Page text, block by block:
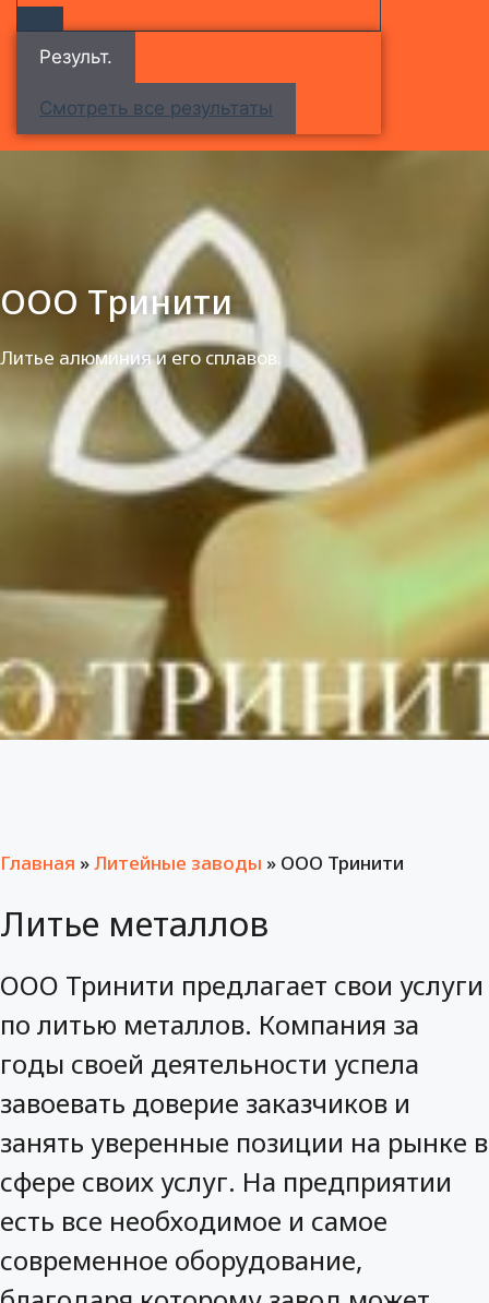
Результ.
Смотреть все результаты
ООО Тринити
Литье алюминия и его сплавов.
Главная »Литейные заводы » ООО Тринити
Литье металлов
ООО Тринити предлагает свои услуги
по литью металлов. Компания за
годы своей деятельности успела
завоевать доверие заказчиков и
занять уверенные позиции на рынке в
сфере своих услуг. На предприятии
есть все необходимое и самое
современное оборудование,